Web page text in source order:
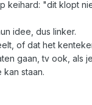
keihard: "dit klopt
idee, dus linker.
of dat het
gaan, tv ook, als
staan.